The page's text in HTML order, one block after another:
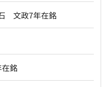
文政7年在銘
銘